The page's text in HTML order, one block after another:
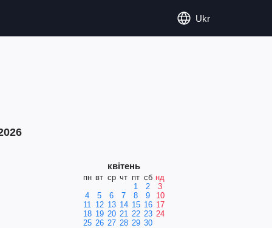
Ukr
квітень
пн вт ср чт пт сб нд
1
2
3
4
5 6 7 8 9
10
11 12 13 14 15 16 17
18 19 20 21 22 23 24
25 26 27 28 29 30